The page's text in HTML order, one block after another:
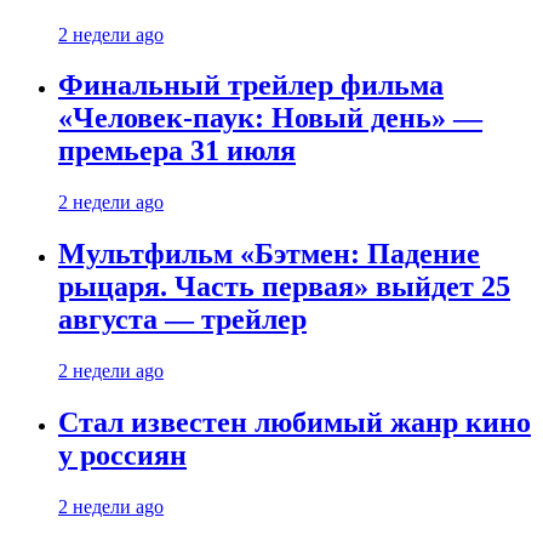
2 недели ago
Финальный трейлер фильма
«Человек-паук: Новый день» —
премьера 31 июля
2 недели ago
Мультфильм «Бэтмен: Падение
рыцаря. Часть первая» выйдет 25
августа — трейлер
2 недели ago
Стал известен любимый жанр кино
у россиян
2 недели ago